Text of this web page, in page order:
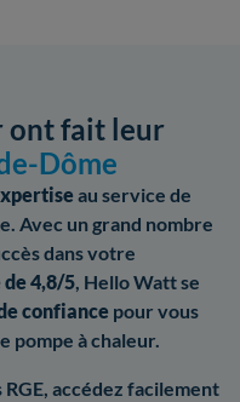
ont fait leur
Dôme
au service de
Avec un grand nombre
dans votre
4,8/5, Hello Watt se
confiance pour vous
pompe à chaleur.
accédez facilement